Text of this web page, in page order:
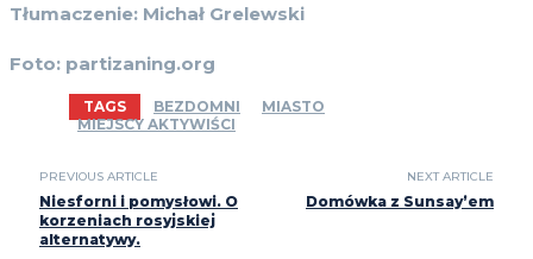
Tłumaczenie: Michał Grelewski
Foto: partizaning.org
TAGS BEZDOMNI
MIASTO
MIEJSCY AKTYWIŚCI
PREVIOUS ARTICLE
Niesforni i pomysłowi. O
korzeniach rosyjskiej
alternatywy.
NEXT ARTICLE
Domówka z Sunsay’em